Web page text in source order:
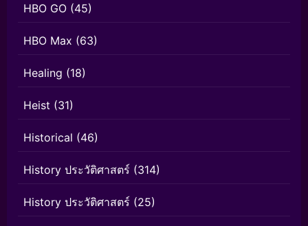
HBO GO (45)
HBO Max (63)
Healing (18)
Heist (31)
Historical (46)
History ประวัติศาสตร์ (314)
History ประวัติศาสตร์ (25)